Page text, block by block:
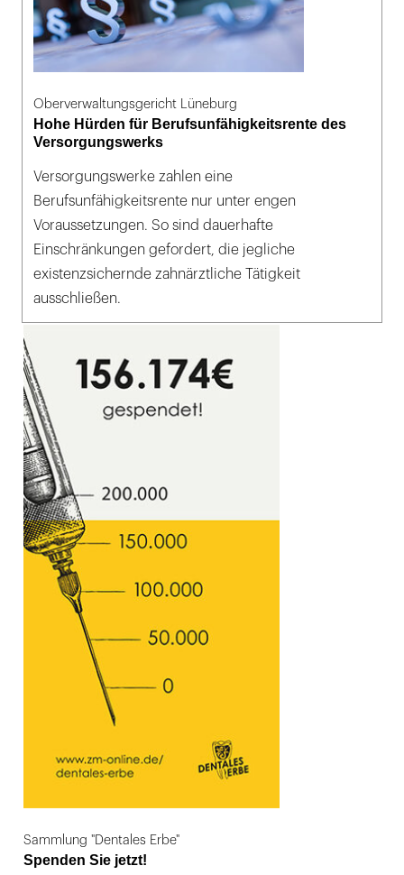
Oberverwaltungsgericht Lüneburg
Hohe Hürden für Berufsunfähigkeitsrente des
Versorgungswerks
Versorgungswerke zahlen eine
Berufsunfähigkeitsrente nur unter engen
Voraussetzungen. So sind dauerhafte
Einschränkungen gefordert, die jegliche
existenzsichernde zahnärztliche Tätigkeit
ausschließen.
Sammlung "Dentales Erbe"
Spenden Sie jetzt!